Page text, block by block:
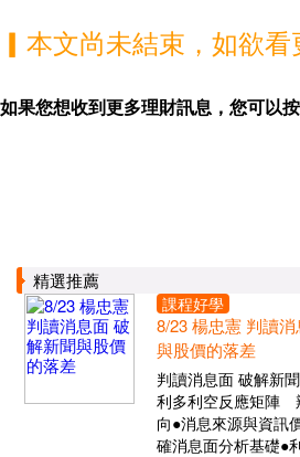
▎本文尚未結束，如欲
如果您想收到更多理財訊息，您可以按
精選推薦
課程好學
8/23 楊忠憲 判讀
與股價的落差
判讀消息面 破解新
利多利空反應矩陣
向●消息來源與資訊
確消息面分析基礎●